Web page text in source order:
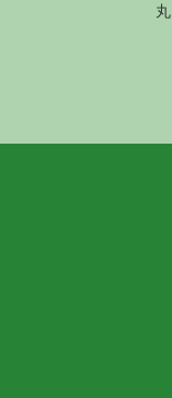
！ 丸山ホル